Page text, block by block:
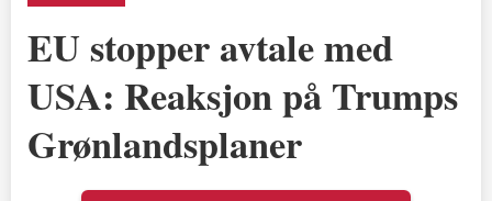
EU stopper avtale med
USA: Reaksjon på Trumps
Grønlandsplaner